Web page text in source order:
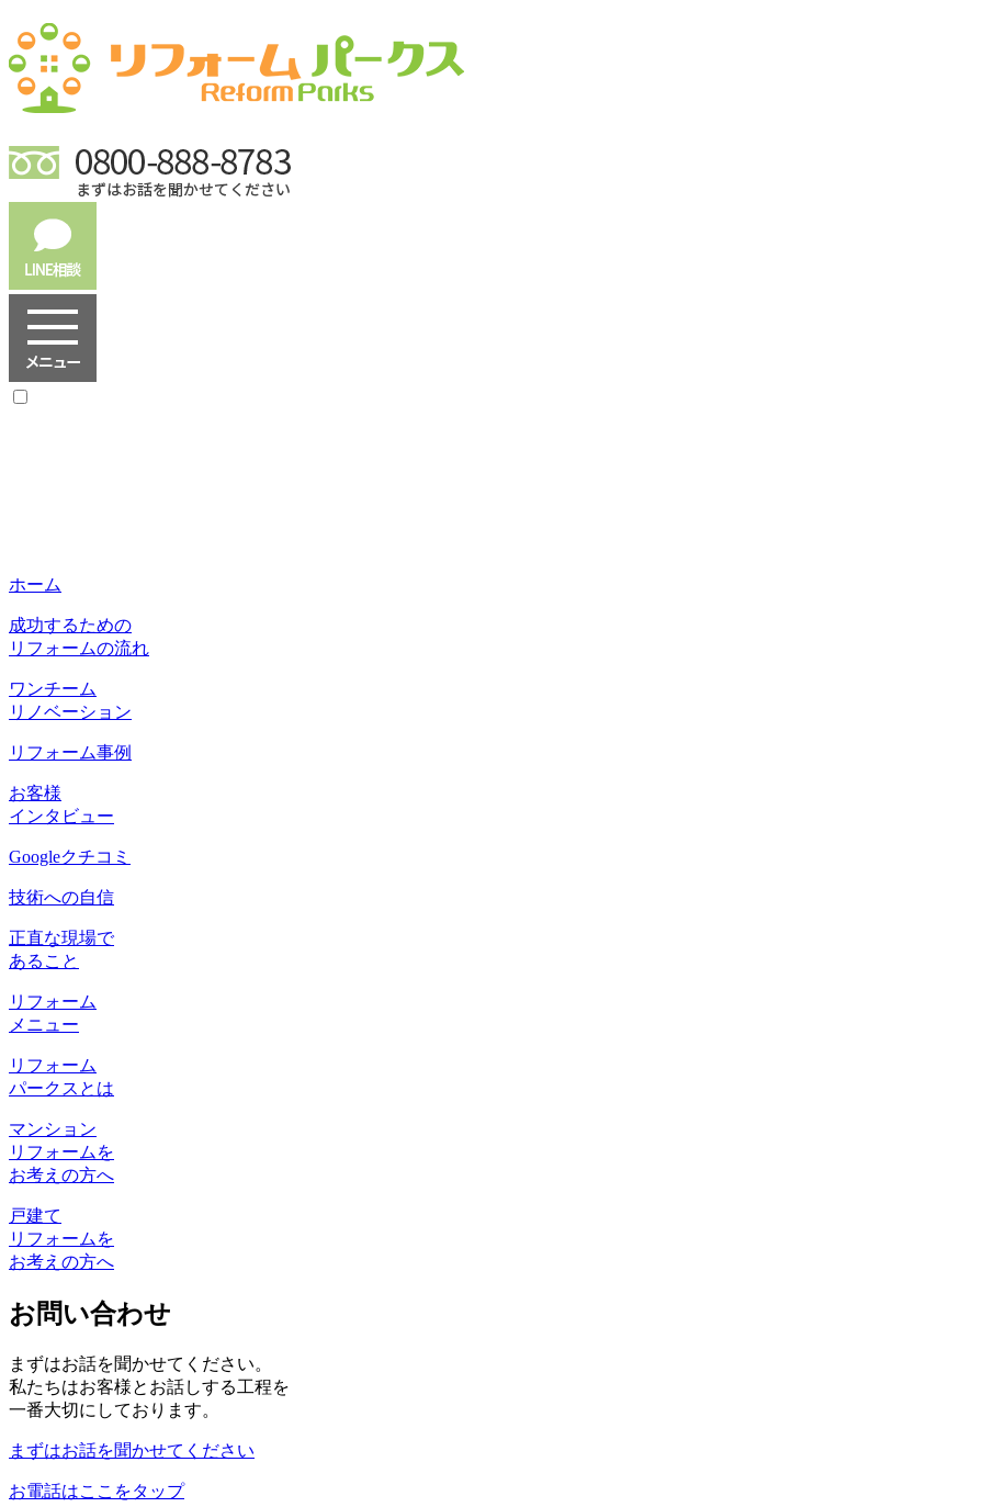
ホーム
成功するための
リフォームの流れ
ワンチーム
リノベーション
リフォーム事例
お客様
インタビュー
Googleクチコミ
技術への自信
正直な現場で
あること
リフォーム
メニュー
リフォーム
パークスとは
マンション
リフォームを
お考えの方へ
戸建て
リフォームを
お考えの方へ
お問い合わせ
まずはお話を聞かせてください。
私たちはお客様とお話しする工程を
一番大切にしております。
まずはお話を聞かせてください
お電話はここをタップ